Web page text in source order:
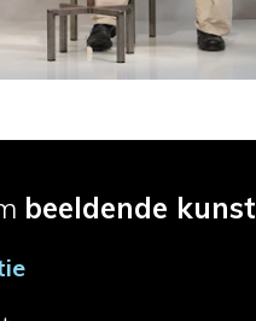
beeldende kunst